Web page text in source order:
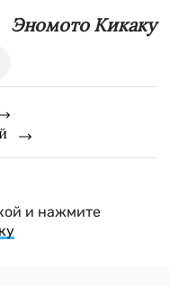
Эномото Кикаку
и нажмите